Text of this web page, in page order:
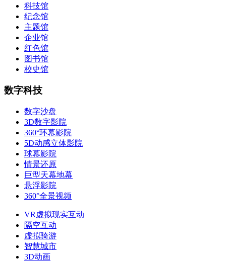
科技馆
纪念馆
主题馆
企业馆
红色馆
图书馆
校史馆
数字科技
数字沙盘
3D数字影院
360°环幕影院
5D动感立体影院
球幕影院
情景还原
巨型天幕地幕
悬浮影院
360°全景视频
VR虚拟现实互动
隔空互动
虚拟骑游
智慧城市
3D动画